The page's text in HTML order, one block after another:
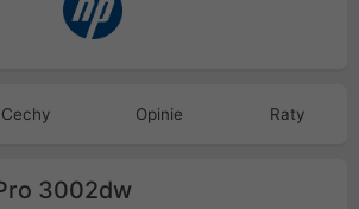
Cechy Opinie Raty
3002dw